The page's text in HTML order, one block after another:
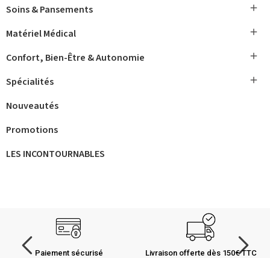
Soins & Pansements 
Matériel Médical 
Confort, Bien-Être & Autonomie 
Spécialités 
Nouveautés
Promotions
LES INCONTOURNABLES
Paiement sécurisé Livraison offerte dès 150€ TTC